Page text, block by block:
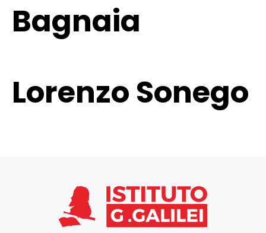
Bagnaia
Lorenzo Sonego